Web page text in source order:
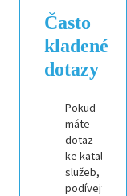
Často
kladené
dotazy
Pokud
máte
dotaz
ke katalogu
služeb,
podívejte